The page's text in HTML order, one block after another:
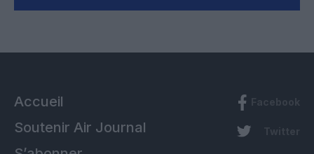
Accueil
Soutenir Air Journal